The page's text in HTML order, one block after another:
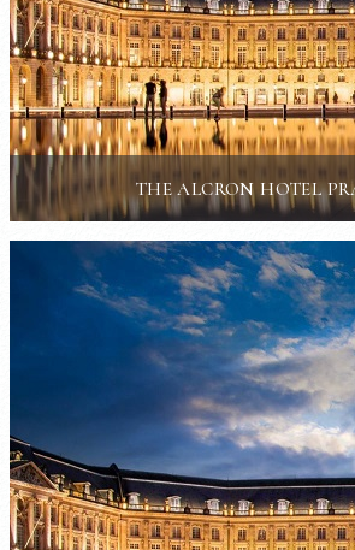
THE ALCRON HOTEL